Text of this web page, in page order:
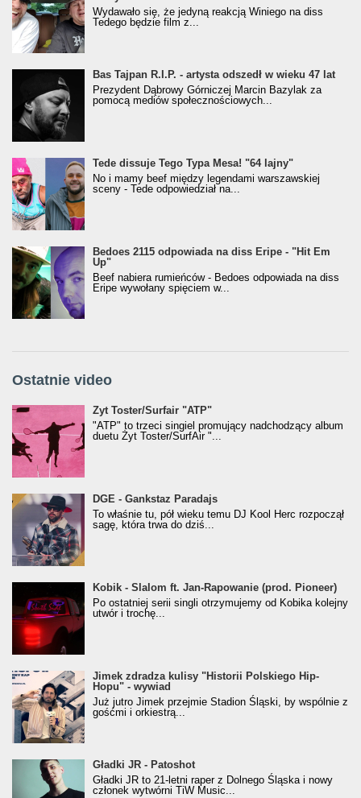
Wydawało się, że jedyną reakcją Winiego na diss
Tedego będzie film z...
Bas Tajpan R.I.P. - artysta odszedł w wieku 47 lat
Prezydent Dąbrowy Górniczej Marcin Bazylak za
pomocą mediów społecznościowych...
Tede dissuje Tego Typa Mesa! "64 lajny"
No i mamy beef między legendami warszawskiej
sceny - Tede odpowiedział na...
Bedoes 2115 odpowiada na diss Eripe - "Hit Em
Up"
Beef nabiera rumieńców - Bedoes odpowiada na diss
Eripe wywołany spięciem w...
Ostatnie video
Żyt Toster/SurfAir - ATP VIDEO
Żyt Toster/Surfair "ATP"
"ATP" to trzeci singiel promujący nadchodzący album
duetu Żyt Toster/SurfAir "...
donGURALesko z nagrodą za
Klasyczny/Trueschoolowy Album Roku
(Popkillery 2023)
DGE - Gankstaz Paradajs
To właśnie tu, pół wieku temu DJ Kool Herc rozpoczął
sagę, która trwa do dziś...
Kobik - Slalom ft. Jan-Rapowanie (prod. Pioneer)
[Official Music Visualiser]
Kobik - Slalom ft. Jan-Rapowanie (prod. Pioneer)
Po ostatniej serii singli otrzymujemy od Kobika kolejny
utwór i trochę...
Jimek zdradza kulisy "Historii Polskiego Hip-
Hopu" - wywiad
Jimek zdradza kulisy "Historii Polskiego Hip-
Hopu" - wywiad
Już jutro Jimek przejmie Stadion Śląski, by wspólnie z
gośćmi i orkiestrą...
Gładki JR - Patoshot
Gładki JR - Patoshot
Gładki JR to 21-letni raper z Dolnego Śląska i nowy
członek wytwórni TiW Music...